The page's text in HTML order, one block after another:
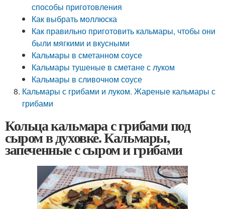
способы приготовления
Как выбрать моллюска
Как правильно приготовить кальмары, чтобы они
были мягкими и вкусными
Кальмары в сметанном соусе
Кальмары тушеные в сметане с луком
Кальмары в сливочном соусе
Кальмары с грибами и луком. Жареные кальмары с
грибами
Кольца кальмара с грибами под
сыром в духовке. Кальмары,
запеченные с сыром и грибами